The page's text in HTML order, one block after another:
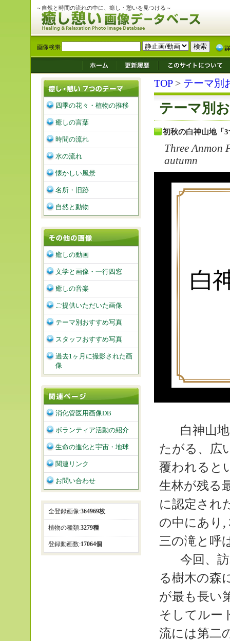
～自然と時間の流れの中に、癒し・憩いを見つける～
TOP> テーマ別
テーマ別
初秋の白神山地「
Three Anmon
autumn
白神山地
たがる、広
覆われると
生林が残る
に認定され
の中にあり,
三の滝と呼
今回、
る樹木の森
が最も長い
そしてルー
流には第二
四季の花々・植物の推移
癒しの言葉
時間の流れ
水の流れ
懐かしい風景
名所・旧跡
自然と動物
癒しの動画
文学と画像・一行四窓
癒しの音楽
ご提供いただいた画像
テーマ別おすすめ写真
スタッフおすすめ写真
過去1ヶ月に撮影された画
像
消化管医用画像DB
ボランティア活動の紹介
生命の進化と宇宙・地球
関連リンク
お問い合わせ
全登録画像:364969枚
植物の種類:3279種
登録動画数:17064個